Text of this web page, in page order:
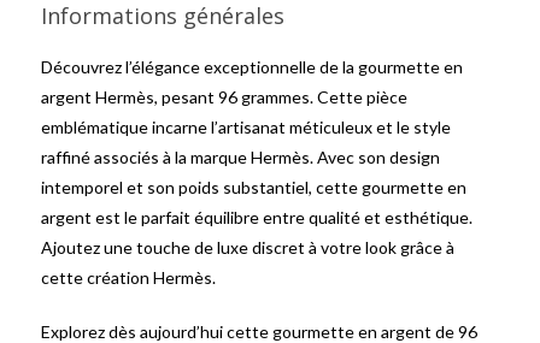
Informations générales
Découvrez l’élégance exceptionnelle de la gourmette en
argent Hermès, pesant 96 grammes. Cette pièce
emblématique incarne l’artisanat méticuleux et le style
raffiné associés à la marque Hermès. Avec son design
intemporel et son poids substantiel, cette gourmette en
argent est le parfait équilibre entre qualité et esthétique.
Ajoutez une touche de luxe discret à votre look grâce à
cette création Hermès.
Explorez dès aujourd’hui cette gourmette en argent de 96